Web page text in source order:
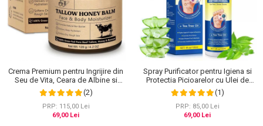
Crema Premium pentru Ingrijire din
Seu de Vita, Ceara de Albine si
Miere, 100% Naturala, NOVA
KISS®, 120 g
(2)
PRP: 115,00 Lei
69,00 Lei
Spray Purificator pentru Igiena si
Protectia Picioarelor cu Ulei de
Arbore de Ceai, 120 ml
(1)
PRP: 85,00 Lei
69,00 Lei